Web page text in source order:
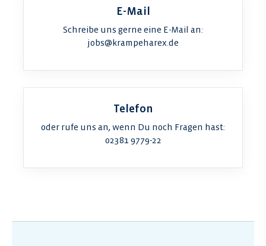
E-Mail
Schreibe uns gerne eine E-Mail an:
jobs@krampeharex.de
Telefon
oder rufe uns an, wenn Du noch Fragen hast:
02381 9779-22